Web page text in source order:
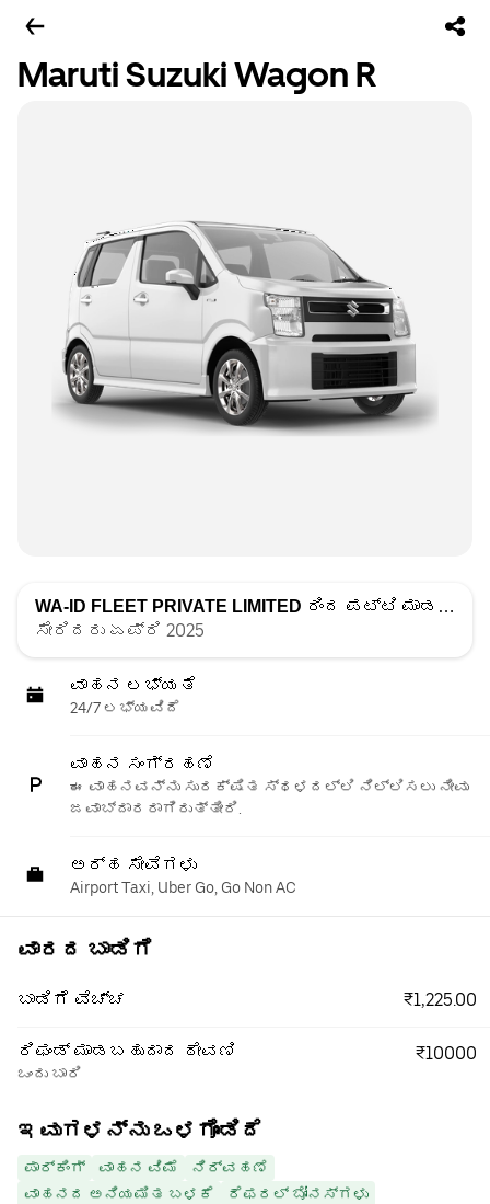
Maruti Suzuki Wagon R
WA-ID FLEET PRIVATE LIMITED ರಿಂದ ಪಟ್ಟಿ ಮಾಡಲಾಗಿದೆ
ಸೇರಿದರು ಏಪ್ರಿ 2025
ವಾಹನ ಲಭ್ಯತೆ
24/7 ಲಭ್ಯವಿದೆ
ವಾಹನ ಸಂಗ್ರಹಣೆ
ಈ ವಾಹನವನ್ನು ಸುರಕ್ಷಿತ ಸ್ಥಳದಲ್ಲಿ ನಿಲ್ಲಿಸಲು ನೀವು
ಜವಾಬ್ದಾರರಾಗಿರುತ್ತೀರಿ.
ಅರ್ಹ ಸೇವೆಗಳು
Airport Taxi, Uber Go, Go Non AC
ವಾರದ ಬಾಡಿಗೆ
ಬಾಡಿಗೆ ವೆಚ್ಚ ₹1,225.00
ರಿಫಂಡ್ ಮಾಡಬಹುದಾದ ಠೇವಣಿ
ಒಂದು ಬಾರಿ
₹10000
ಇವುಗಳನ್ನು ಒಳಗೊಂಡಿದೆ
ಪಾರ್ಕಿಂಗ್ ವಾಹನ ವಿಮೆ
ನಿರ್ವಹಣೆ
ವಾಹನದ ಅನಿಯಮಿತ ಬಳಕೆ
ರೆಫರಲ್ ಬೋನಸ್‌ಗಳು